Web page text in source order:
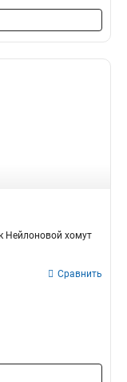
Нейлоновой хомут
Сравнить